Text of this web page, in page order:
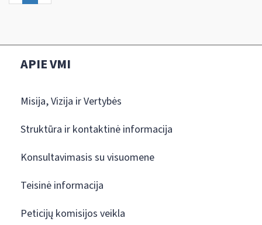
APIE VMI
Misija, Vizija ir Vertybės
Struktūra ir kontaktinė informacija
Konsultavimasis su visuomene
Teisinė informacija
Peticijų komisijos veikla